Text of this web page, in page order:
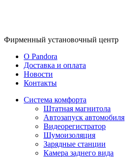
Фирменный установочный центр
O Pandora
Доставка и оплата
Новости
Контакты
Система комфорта
Штатная магнитола
Автозапуск автомобиля
Видеорегистратор
Шумоизоляция
Зарядные станции
Камера заднего вида